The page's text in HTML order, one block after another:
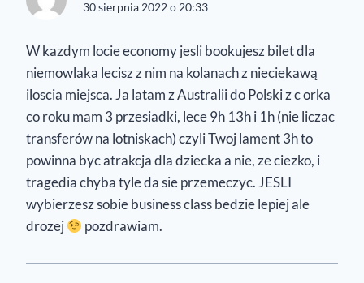
30 sierpnia 2022 o 20:33
W kazdym locie economy jesli bookujesz bilet dla
niemowlaka lecisz z nim na kolanach z nieciekawą
iloscia miejsca. Ja latam z Australii do Polski z c orka
co roku mam 3 przesiadki, lece 9h 13h i 1h (nie liczac
transferów na lotniskach) czyli Twoj lament 3h to
powinna byc atrakcja dla dziecka a nie, ze ciezko, i
tragedia chyba tyle da sie przemeczyc. JESLI
wybierzesz sobie business class bedzie lepiej ale
drozej
pozdrawiam.